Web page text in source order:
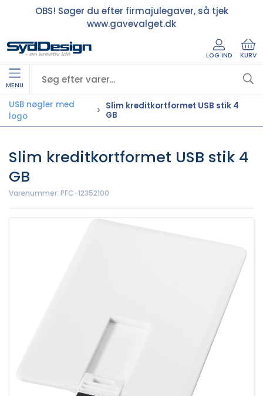
OBS! Søger du efter firmajulegaver, så tjek
www.gavevalget.dk
LOG IND KURV
MENU
USB nøgler med
logo
Slim kreditkortformet USB stik 4
GB
Slim kreditkortformet USB stik 4
GB
Varenummer: PFC-12352100